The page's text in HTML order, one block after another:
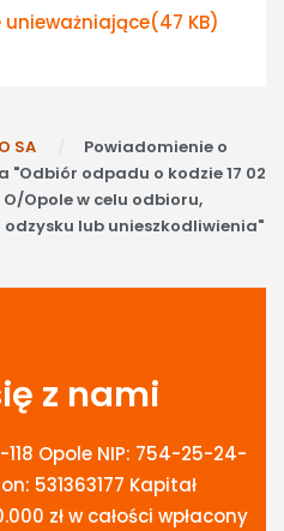
unieważniające(47 KB)
SA
Powiadomienie o
odpadu o kodzie 17 02
O/Opole w celu odbioru,
lub unieszkodliwienia"
z nami
118 Opole NIP: 754-25-24-
531363177 Kapitał
zł w całości wpłacony